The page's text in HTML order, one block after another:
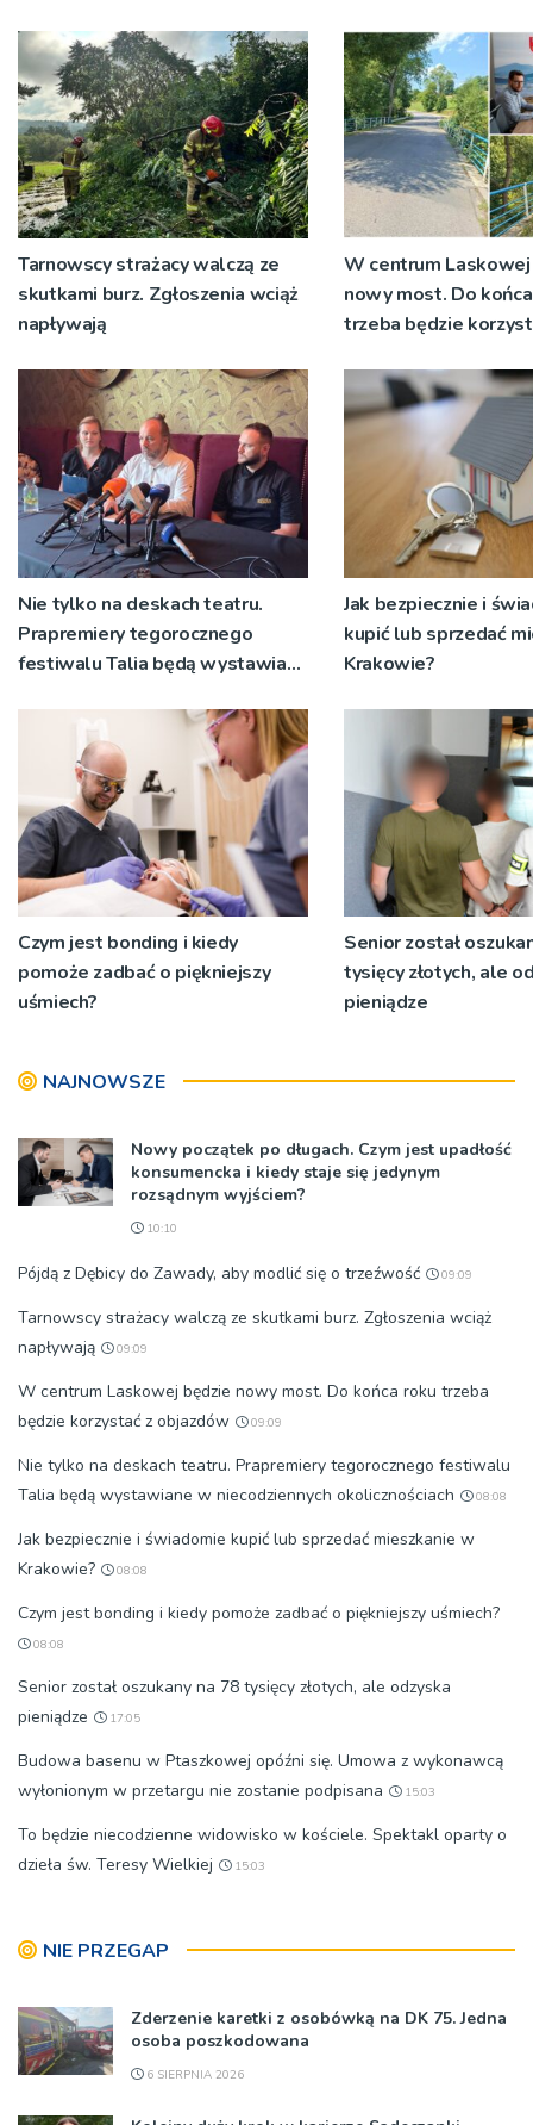
Tarnowscy strażacy walczą ze
skutkami burz. Zgłoszenia wciąż
napływają
W centrum
nowy most. Do
trzeba będzie
Nie tylko na deskach teatru.
Prapremiery tegorocznego
festiwalu Talia będą wystawiane
Jak bezpiecznie i
kupić lub sprzedać
Krakowie?
Czym jest bonding i kiedy
pomoże zadbać o piękniejszy
uśmiech?
Senior został
tysięcy złotych, ale
pieniądze
NAJNOWSZE
Nowy początek po długach. Czym jest upadłość
konsumencka i kiedy staje się jedynym
rozsądnym wyjściem?
10:10
Pójdą z Dębicy do Zawady, aby modlić się o trzeźwość 09:09
Tarnowscy strażacy walczą ze skutkami burz. Zgłoszenia wciąż
napływają
09:09
W centrum Laskowej będzie nowy most. Do końca roku trzeba
będzie korzystać z objazdów
09:09
Nie tylko na deskach teatru. Prapremiery tegorocznego festiwalu
Talia będą wystawiane w niecodziennych okolicznościach
08:08
Jak bezpiecznie i świadomie kupić lub sprzedać mieszkanie w
Krakowie?
08:08
Czym jest bonding i kiedy pomoże zadbać o piękniejszy uśmiech?
08:08
Senior został oszukany na 78 tysięcy złotych, ale odzyska
pieniądze
17:05
Budowa basenu w Ptaszkowej opóźni się. Umowa z wykonawcą
wyłonionym w przetargu nie zostanie podpisana
15:03
To będzie niecodzienne widowisko w kościele. Spektakl oparty o
dzieła św. Teresy Wielkiej
15:03
NIE PRZEGAP
Zderzenie karetki z osobówką na DK 75. Jedna
osoba poszkodowana
6 SIERPNIA 2026